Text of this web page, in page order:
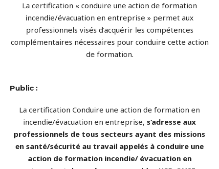
La certification « conduire une action de formation
incendie/évacuation en entreprise » permet aux
professionnels visés d’acquérir les compétences
complémentaires nécessaires pour conduire cette action
de formation.
Public :
La certification Conduire une action de formation en
incendie/évacuation en entreprise, s’adresse aux
professionnels de tous secteurs ayant des missions
en santé/sécurité au travail appelés à conduire une
action de formation incendie/ évacuation en